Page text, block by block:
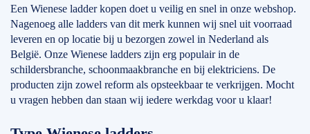
Een Wienese ladder kopen doet u veilig en snel in onze webshop.
Nagenoeg alle ladders van dit merk kunnen wij snel uit voorraad
leveren en op locatie bij u bezorgen zowel in Nederland als
België. Onze Wienese ladders zijn erg populair in de
schildersbranche, schoonmaakbranche en bij elektriciens. De
producten zijn zowel reform als opsteekbaar te verkrijgen. Mocht
u vragen hebben dan staan wij iedere werkdag voor u klaar!